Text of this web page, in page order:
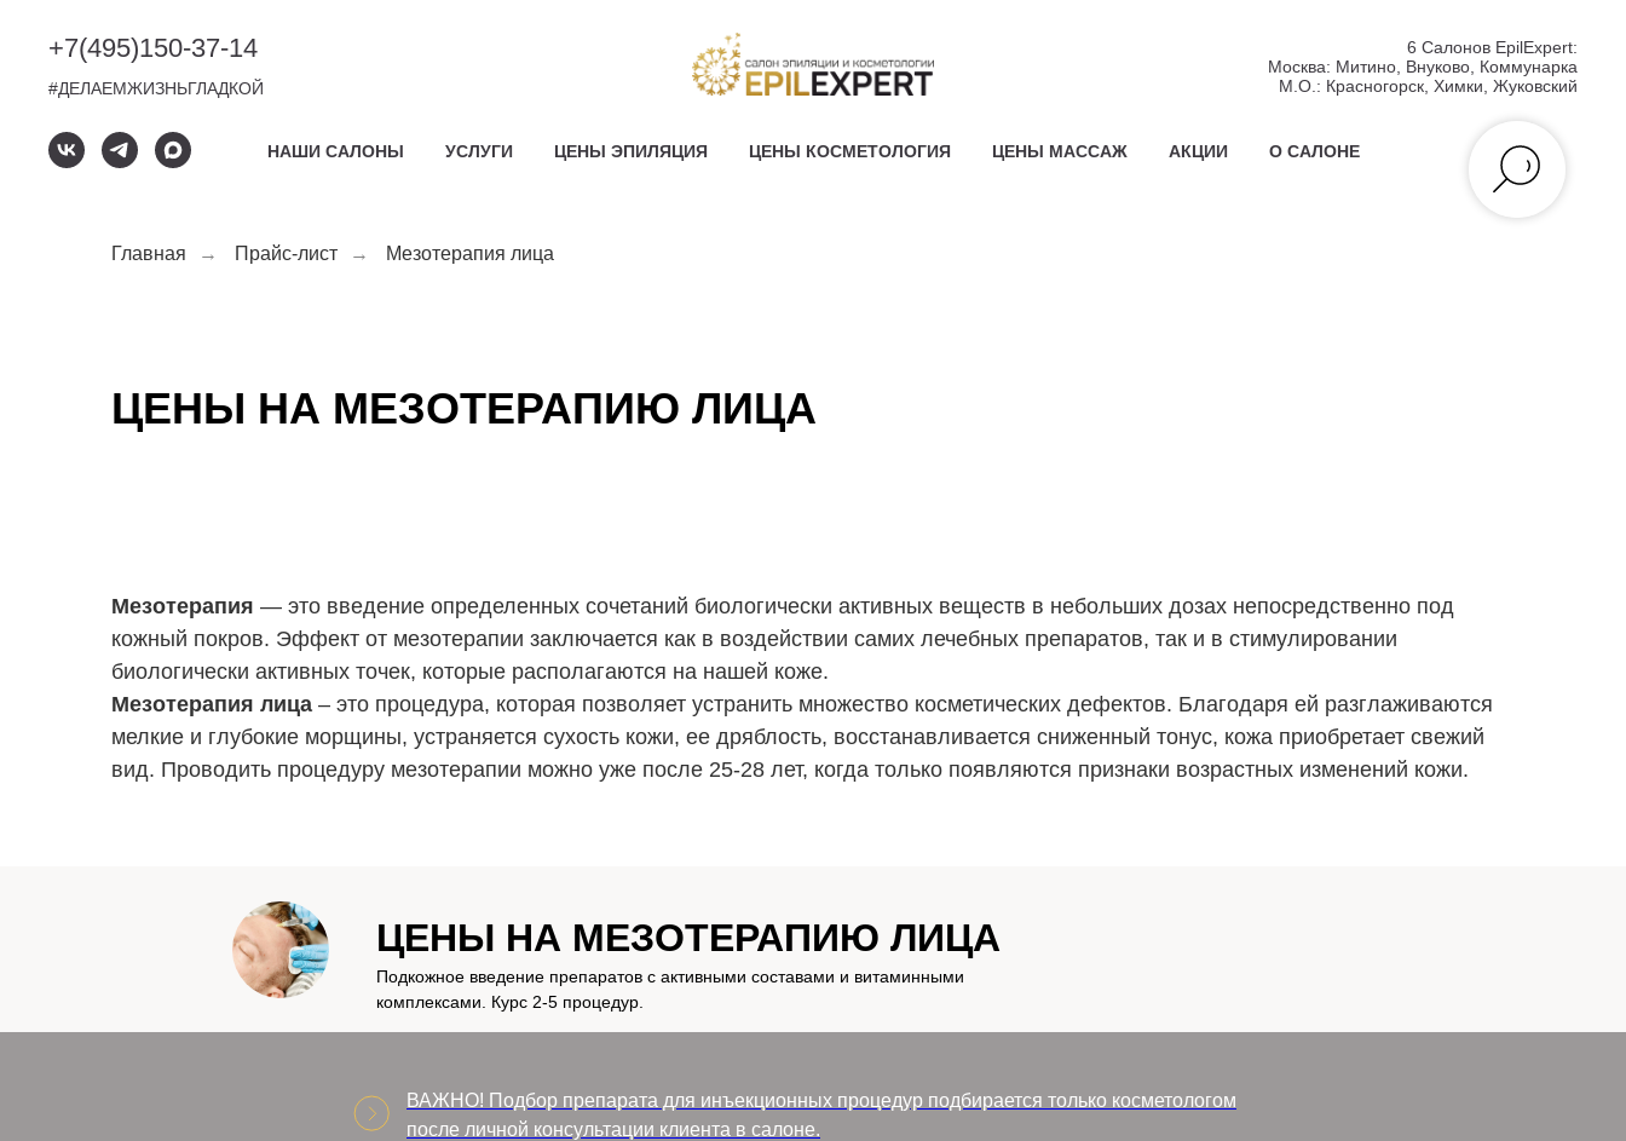
+7(495)150-37-14
#ДЕЛАЕМЖИЗНЬГЛАДКОЙ
6 Салонов EpilExpert:
Москва: Митино, Внуково, Коммунарка
М.О.: Красногорск, Химки, Жуковский
НАШИ САЛОНЫ УСЛУГИ ЦЕНЫ ЭПИЛЯЦИЯ ЦЕНЫ КОСМЕТОЛОГИЯ ЦЕНЫ МАССАЖ АКЦИИ О САЛОНЕ
Главная → Прайс-лист → Мезотерапия лица
ЦЕНЫ НА МЕЗОТЕРАПИЮ ЛИЦА
Мезотерапия — это введение определенных сочетаний биологически активных веществ в небольших дозах непосредственно под
кожный покров. Эффект от мезотерапии заключается как в воздействии самих лечебных препаратов, так и в стимулировании
биологически активных точек, которые располагаются на нашей коже.
Мезотерапия лица – это процедура, которая позволяет устранить множество косметических дефектов. Благодаря ей разглаживаются
мелкие и глубокие морщины, устраняется сухость кожи, ее дряблость, восстанавливается сниженный тонус, кожа приобретает свежий
вид. Проводить процедуру мезотерапии можно уже после 25-28 лет, когда только появляются признаки возрастных изменений кожи.
ЦЕНЫ НА МЕЗОТЕРАПИЮ ЛИЦА
Подкожное введение препаратов с активными составами и витаминными
комплексами. Курс 2-5 процедур.
ВАЖНО! Подбор препарата для инъекционных процедур подбирается только косметологом
после личной консультации клиента в салоне.